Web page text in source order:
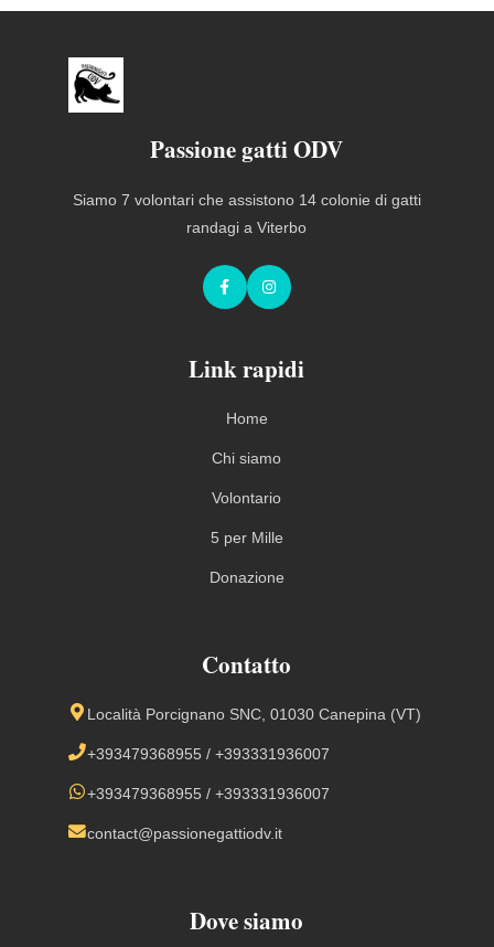
Passione gatti ODV
Siamo 7 volontari che assistono 14 colonie di gatti
randagi a Viterbo
FacebookInstagram
Link rapidi
Home
Chi siamo
Volontario
5 per Mille
Donazione
Contatto
Località Porcignano SNC, 01030 Canepina (VT)
+393479368955 /+393331936007
+393479368955 /+393331936007
contact@passionegattiodv.it
Dove siamo